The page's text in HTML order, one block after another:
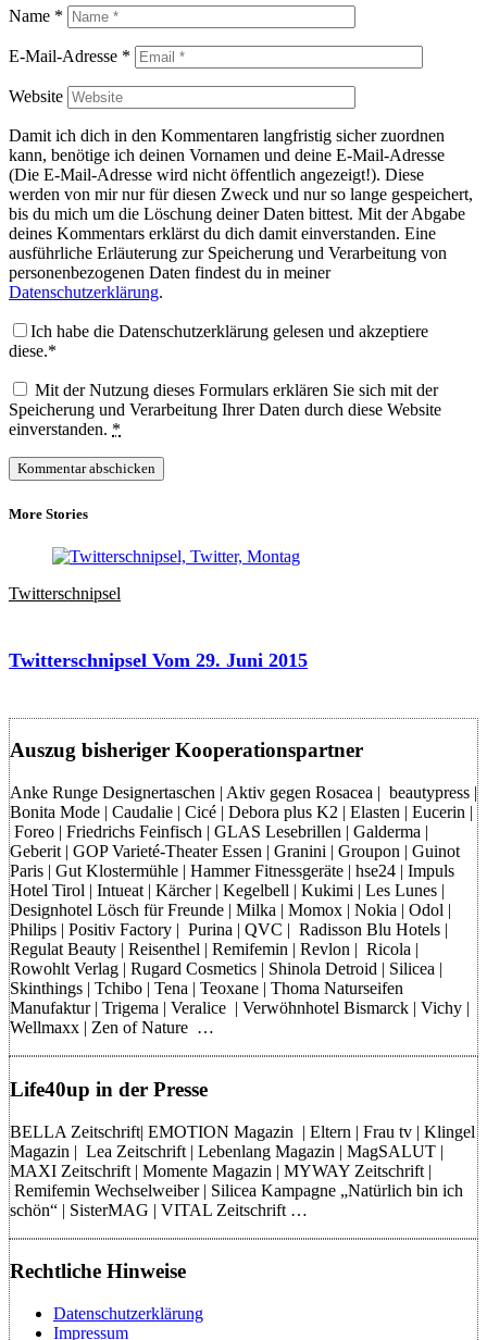
Name *
E-Mail-Adresse *
Website
Damit ich dich in den Kommentaren langfristig sicher zuordnen
kann, benötige ich deinen Vornamen und deine E-Mail-Adresse
(Die E-Mail-Adresse wird nicht öffentlich angezeigt!). Diese
werden von mir nur für diesen Zweck und nur so lange gespeichert,
bis du mich um die Löschung deiner Daten bittest. Mit der Abgabe
deines Kommentars erklärst du dich damit einverstanden. Eine
ausführliche Erläuterung zur Speicherung und Verarbeitung von
personenbezogenen Daten findest du in meiner
Datenschutzerklärung.
Ich habe die Datenschutzerklärung gelesen und akzeptiere
diese.*
Mit der Nutzung dieses Formulars erklären Sie sich mit der
Speicherung und Verarbeitung Ihrer Daten durch diese Website
einverstanden. *
More Stories
Twitterschnipsel
Twitterschnipsel Vom 29. Juni 2015
Auszug bisheriger Kooperationspartner
Anke Runge Designertaschen | Aktiv gegen Rosacea | beautypress |
Bonita Mode | Caudalie | Cicé | Debora plus K2 | Elasten | Eucerin |
Foreo | Friedrichs Feinfisch | GLAS Lesebrillen | Galderma |
Geberit | GOP Varieté-Theater Essen | Granini | Groupon | Guinot
Paris | Gut Klostermühle | Hammer Fitnessgeräte | hse24 | Impuls
Hotel Tirol | Intueat | Kärcher | Kegelbell | Kukimi | Les Lunes |
Designhotel Lösch für Freunde | Milka | Momox | Nokia | Odol |
Philips | Positiv Factory | Purina | QVC | Radisson Blu Hotels |
Regulat Beauty | Reisenthel | Remifemin | Revlon | Ricola |
Rowohlt Verlag | Rugard Cosmetics | Shinola Detroid | Silicea |
Skinthings | Tchibo | Tena | Teoxane | Thoma Naturseifen
Manufaktur | Trigema | Veralice | Verwöhnhotel Bismarck | Vichy |
Wellmaxx | Zen of Nature …
Life40up in der Presse
BELLA Zeitschrift| EMOTION Magazin | Eltern | Frau tv | Klingel
Magazin | Lea Zeitschrift | Lebenlang Magazin | MagSALUT |
MAXI Zeitschrift | Momente Magazin | MYWAY Zeitschrift |
Remifemin Wechselweiber | Silicea Kampagne „Natürlich bin ich
schön“ | SisterMAG | VITAL Zeitschrift …
Rechtliche Hinweise
Datenschutzerklärung
Impressum